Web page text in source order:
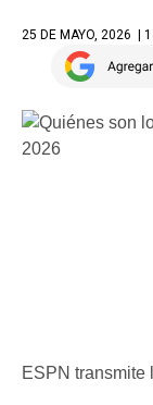
25 DE MAYO, 2026 |
ESPN transmite